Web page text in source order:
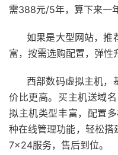
需388元/5年，算下来一
如果是大型网站，推
富，按需选购配置，弹性
西部数码虚拟主机，
价比更高。买主机送域
拟主机类型丰富，配置
种在线管理功能，轻松搭
7×24服务，售后到位。